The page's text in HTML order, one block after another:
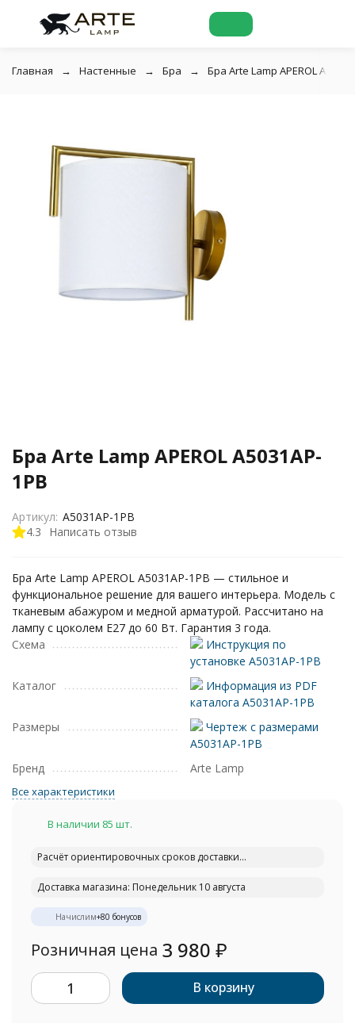
Главная Настенные Бра Бра Arte Lamp APEROL
Бра Arte Lamp APEROL A5031AP-
1PB
4.3 Написать отзыв
Артикул: A5031AP-1PB
Бра Arte Lamp APEROL A5031AP-1PB — стильное и
функциональное решение для вашего интерьера. Модель с
тканевым абажуром и медной арматурой. Рассчитано на
лампу с цоколем E27 до 60 Вт. Гарантия 3 года.
Схема
Инструкция по
установке A5031AP-1PB
Каталог
Информация из PDF
каталога A5031AP-1PB
Размеры
Чертеж с размерами
A5031AP-1PB
Бренд
Arte Lamp
Все характеристики
В наличии 85 шт.
Расчёт ориентировочных сроков доставки...
Доставка магазина: Понедельник 10 августа
Начислим+80 бонусов
Розничная цена 3 980 ₽
В корзину